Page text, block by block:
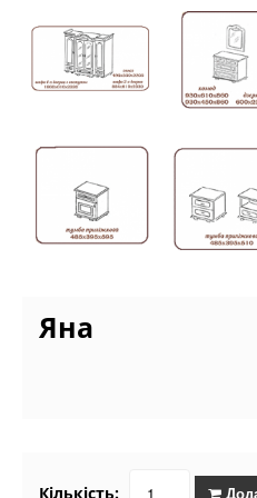
Яна
Кількість: